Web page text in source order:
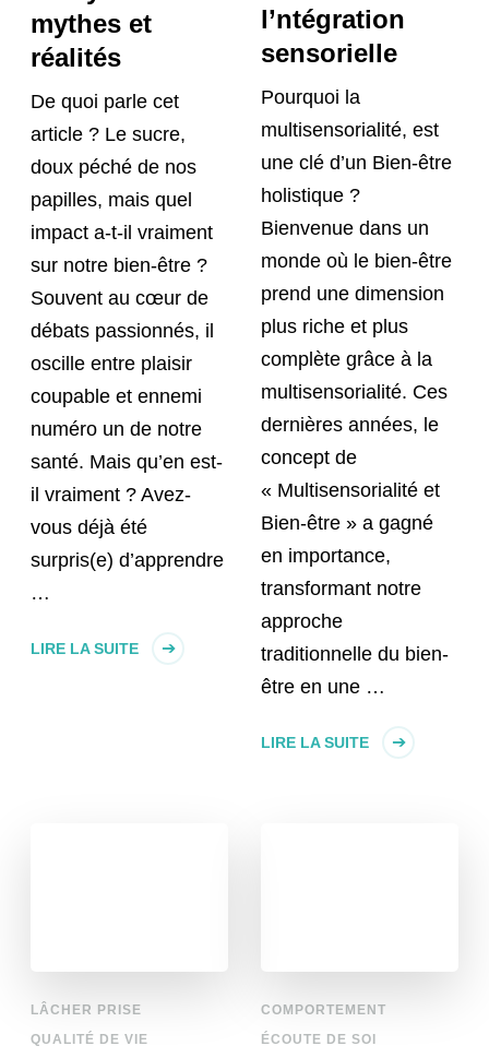
mythes et
réalités
De quoi parle cet
article ? Le sucre,
doux péché de nos
papilles, mais quel
impact a-t-il vraiment
sur notre bien-être ?
Souvent au cœur de
débats passionnés, il
oscille entre plaisir
coupable et ennemi
numéro un de notre
santé. Mais qu’en est-
il vraiment ? Avez-
vous déjà été
surpris(e) d’apprendre
…
LIRE LA SUITE
l’ntégration
sensorielle
Pourquoi la
multisensorialité, est
une clé d’un Bien-être
holistique ?
Bienvenue dans un
monde où le bien-être
prend une dimension
plus riche et plus
complète grâce à la
multisensorialité. Ces
dernières années, le
concept de
« Multisensorialité et
Bien-être » a gagné
en importance,
transformant notre
approche
traditionnelle du bien-
être en une …
LIRE LA SUITE
LÂCHER PRISE
QUALITÉ DE VIE
COMPORTEMENT
ÉCOUTE DE SOI